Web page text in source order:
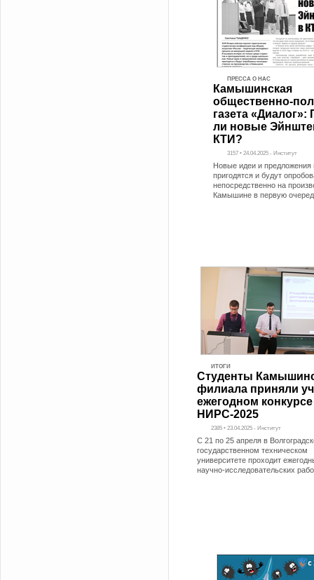
ПРЕССА О НАС
Камышинская
общественно-
газета «Диалог»:
ли новые
КТИ?
3157 • 24.04.2025 - Институт
Новые идеи и предложения
пригодятся и будут
непосредственно на
Камышине в первую
ИТОГИ
Студенты
филиала приняли
ежегодном конкурсе
НИРС-2025
2385 • 23.04.2025 - Институт
С 21 по 25 апреля в
государственном техническом
университете проходит
научно-исследовательских